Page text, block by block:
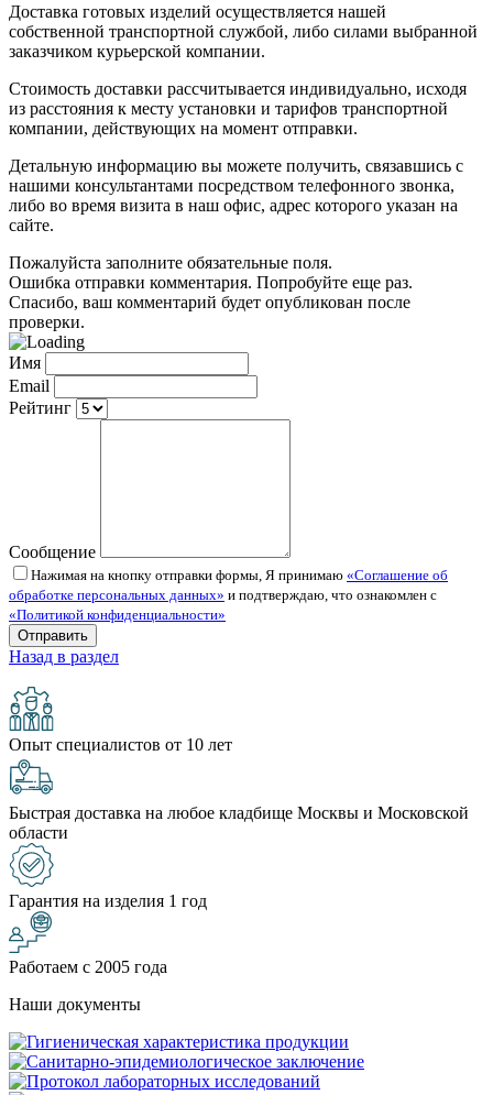
Доставка готовых изделий осуществляется нашей
собственной транспортной службой, либо силами выбранной
заказчиком курьерской компании.
Стоимость доставки рассчитывается индивидуально, исходя
из расстояния к месту установки и тарифов транспортной
компании, действующих на момент отправки.
Детальную информацию вы можете получить, связавшись с
нашими консультантами посредством телефонного звонка,
либо во время визита в наш офис, адрес которого указан на
сайте.
Пожалуйста заполните обязательные поля.
Ошибка отправки комментария. Попробуйте еще раз.
Спасибо, ваш комментарий будет опубликован после
проверки.
Имя
Email
Рейтинг
Сообщение
Нажимая на кнопку отправки формы, Я принимаю «Соглашение об
обработке персональных данных» и подтверждаю, что ознакомлен с
«Политикой конфиденциальности»
Назад в раздел
Опыт специалистов от 10 лет
Быстрая доставка на любое кладбище Москвы и Московской
области
Гарантия на изделия 1 год
Работаем с 2005 года
Наши документы